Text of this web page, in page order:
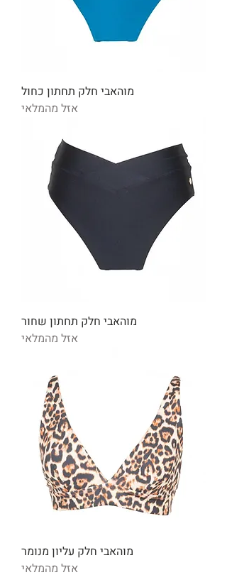
מוהאבי חלק תחתון כחול
אזל מהמלאי
מוהאבי חלק תחתון שחור
אזל מהמלאי
מוהאבי חלק עליון מנומר
אזל מהמלאי